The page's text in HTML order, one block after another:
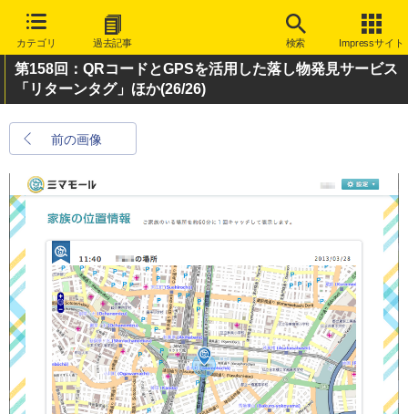
カテゴリ 過去記事 検索 Impressサイト
第158回：QRコードとGPSを活用した落し物発見サービス
「リターンタグ」ほか(26/26)
前の画像